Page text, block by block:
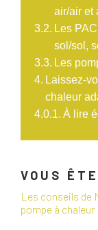
air/air et
Les
sol/sol,
Les
Laissez-
chaleur
À lire
VOUS
Les conseils de
pompe à